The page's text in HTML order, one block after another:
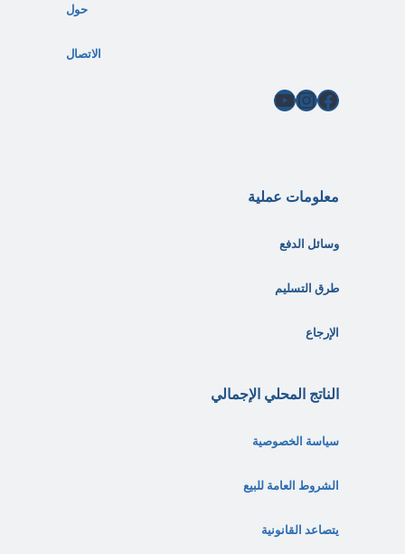
حول
الاتصال
فيسبوك
إنستغرام
يوتيوب
معلومات عملية
وسائل الدفع
طرق التسليم
الإرجاع
الناتج المحلي الإجمالي
سياسة الخصوصية
الشروط العامة للبيع
يتصاعد القانونية